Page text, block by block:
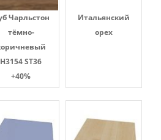
Чарльстон
тёмно-
H3154 ST36
+40%
Итальянский
орех